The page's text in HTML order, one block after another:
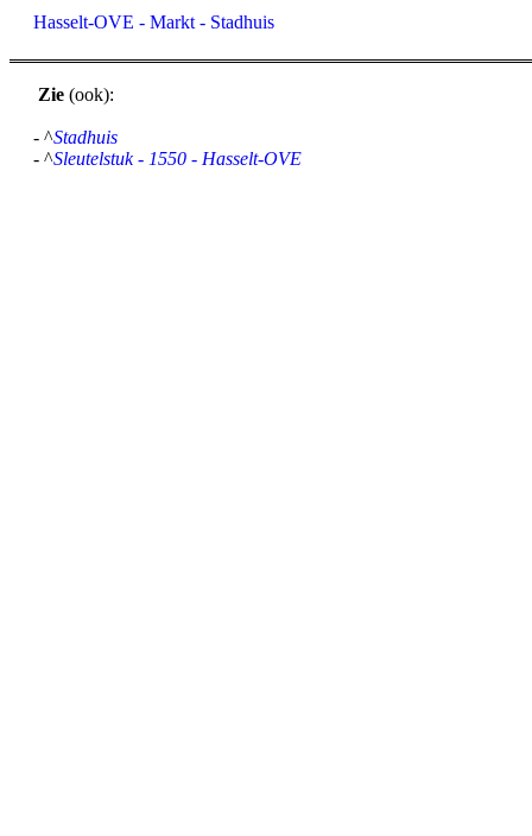
Hasselt-OVE - Markt - Stadhuis
Zie (ook):
- ^Stadhuis
- ^Sleutelstuk - 1550 - Hasselt-OVE